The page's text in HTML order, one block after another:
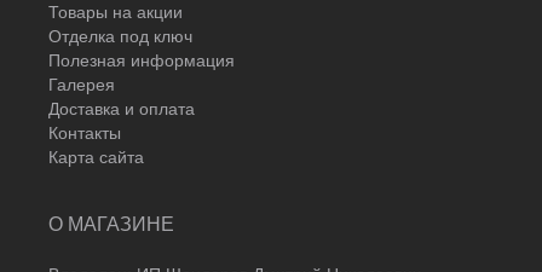
Товары на акции
Отделка под ключ
Полезная информация
Галерея
Доставка и оплата
Контакты
Карта сайта
О МАГАЗИНЕ